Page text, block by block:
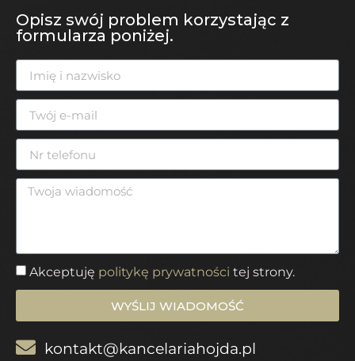
kontakt@kancelariahojda.pl
Opisz swój problem korzystając z
formularza poniżej.
Akceptuję politykę prywatności tej strony.
WYŚLIJ WIADOMOŚĆ